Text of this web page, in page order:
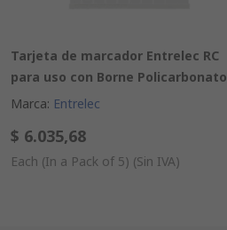
Tarjeta de marcador Entrelec RC
para uso con Borne Policarbonato
Marca: Entrelec
$ 6.035,68
Each (In a Pack of 5) (Sin IVA)